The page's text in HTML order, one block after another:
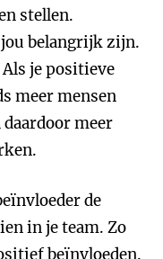
stellen.
belangrijk zijn.
je positieve
meer mensen
meer
de
in je team. Zo
beïnvloeden.